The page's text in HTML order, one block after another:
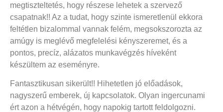
megtiszteltetés, hogy részese lehetek a szervező
csapatnak!! Az a tudat, hogy szinte ismeretlenül ekkora
feltétlen bizalommal vannak felém, megsokszorozta az
amúgy is meglévő megfelelési kényszeremet, és a
pontos, precíz, alázatos munkavégzés híveként
készültem az eseményre.
Fantasztikusan sikerült!! Hihetetlen jó előadások,
nagyszerű emberek, új kapcsolatok. Olyan ingercunami
ért azon a hétvégén, hogy napokig tartott feldolgozni.